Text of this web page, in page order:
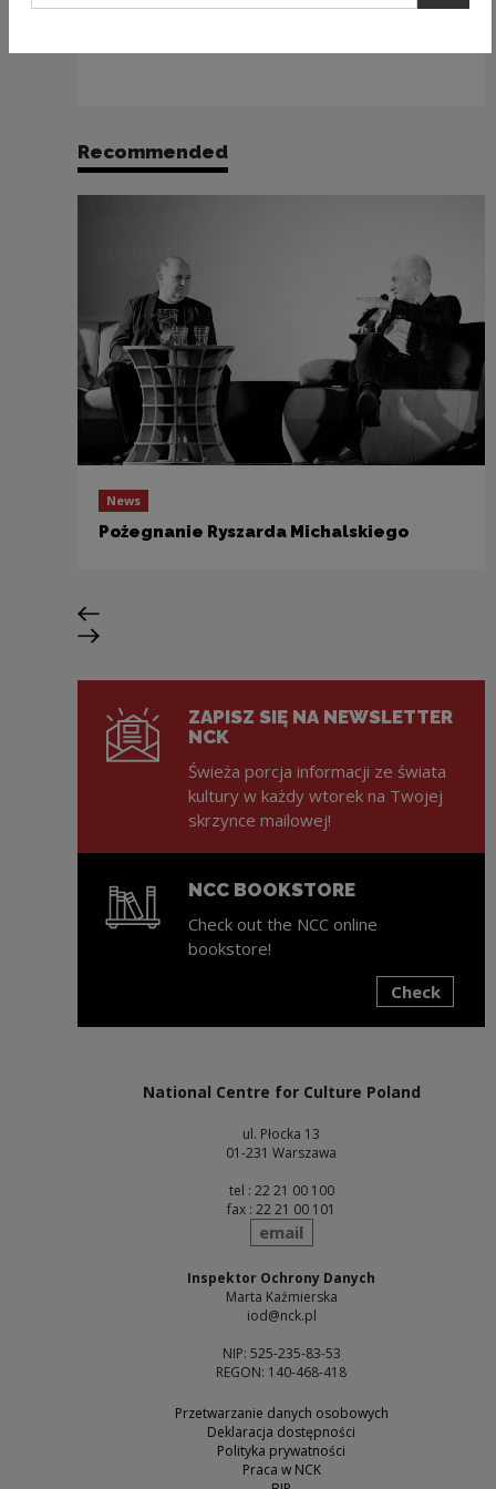
historia sięga 1895 r., nasz kraj uczestniczy
Recommended
News
Pożegnanie Ryszarda Michalskiego
Previous slide
Next slide
ZAPISZ SIĘ NA NEWSLETTER
NCK
Świeża porcja informacji ze świata
kultury w każdy wtorek na Twojej
skrzynce mailowej!
NCC BOOKSTORE
Check out the NCC online
bookstore!
Check
National Centre for Culture Poland
ul. Płocka 13
01-231 Warszawa
tel : 22 21 00 100
fax : 22 21 00 101
send
email
Inspektor Ochrony Danych
Marta Kaźmierska
iod@nck.pl
NIP: 525-235-83-53
REGON: 140-468-418
Przetwarzanie danych osobowych
Deklaracja dostępności
Polityka prywatności
Praca w NCK